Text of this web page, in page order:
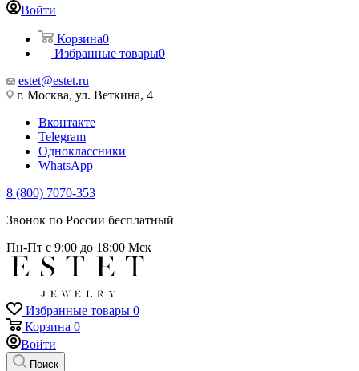
Войти
Корзина0
Избранные товары0
estet@estet.ru
г. Москва, ул. Веткина, 4
Вконтакте
Telegram
Одноклассники
WhatsApp
8 (800) 7070-353
Звонок по России бесплатный
Пн-Пт с 9:00 до 18:00 Мск
Избранные товары 0
Корзина 0
Войти
Поиск